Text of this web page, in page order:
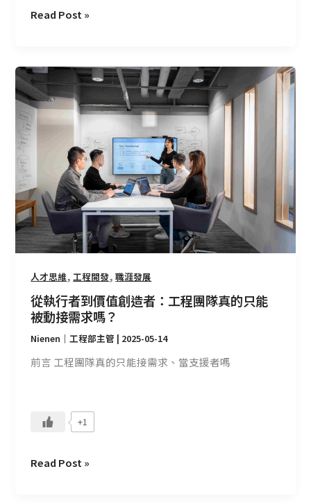
隊？
Read Post »
人才思維,工程開發,職涯發展
從執行者到價值創造者：工程團隊真的只能
被動接需求嗎？
Nienen｜工程部主管 | 2025-05-14
前言 工程團隊真的只能接需求、當支援者嗎
+1
從
執
行
者
到
創
造
者：
工
程
團
真
的
只
能
嗎？
Read Post »